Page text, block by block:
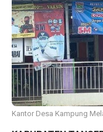
Kantor Desa Kampung